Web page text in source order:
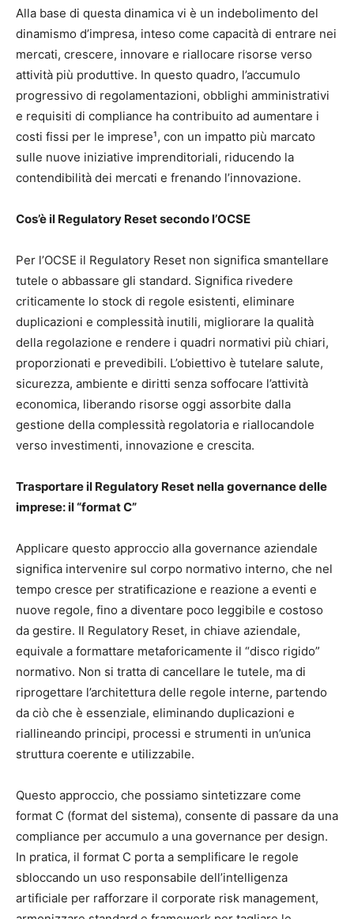
Alla base di questa dinamica vi è un indebolimento del
dinamismo d’impresa, inteso come capacità di entrare nei
mercati, crescere, innovare e riallocare risorse verso
attività più produttive. In questo quadro, l’accumulo
progressivo di regolamentazioni, obblighi amministrativi
e requisiti di compliance ha contribuito ad aumentare i
costi fissi per le imprese¹, con un impatto più marcato
sulle nuove iniziative imprenditoriali, riducendo la
contendibilità dei mercati e frenando l’innovazione.
Cos’è il Regulatory Reset secondo l’OCSE
Per l’OCSE il Regulatory Reset non significa smantellare
tutele o abbassare gli standard. Significa rivedere
criticamente lo stock di regole esistenti, eliminare
duplicazioni e complessità inutili, migliorare la qualità
della regolazione e rendere i quadri normativi più chiari,
proporzionati e prevedibili. L’obiettivo è tutelare salute,
sicurezza, ambiente e diritti senza soffocare l’attività
economica, liberando risorse oggi assorbite dalla
gestione della complessità regolatoria e riallocandole
verso investimenti, innovazione e crescita.
Trasportare il Regulatory Reset nella governance delle
imprese: il “format C”
Applicare questo approccio alla governance aziendale
significa intervenire sul corpo normativo interno, che nel
tempo cresce per stratificazione e reazione a eventi e
nuove regole, fino a diventare poco leggibile e costoso
da gestire. Il Regulatory Reset, in chiave aziendale,
equivale a formattare metaforicamente il “disco rigido”
normativo. Non si tratta di cancellare le tutele, ma di
riprogettare l’architettura delle regole interne, partendo
da ciò che è essenziale, eliminando duplicazioni e
riallineando principi, processi e strumenti in un’unica
struttura coerente e utilizzabile.
Questo approccio, che possiamo sintetizzare come
format C (format del sistema), consente di passare da una
compliance per accumulo a una governance per design.
In pratica, il format C porta a semplificare le regole
sbloccando un uso responsabile dell’intelligenza
artificiale per rafforzare il corporate risk management,